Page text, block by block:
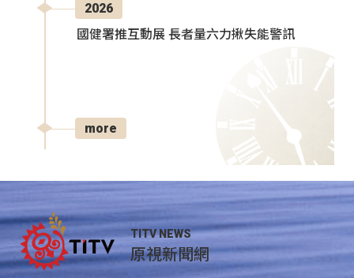
2026
國健署推互動展 長者量六力揪失能警訊
more
TITV NEWS
原視新聞網